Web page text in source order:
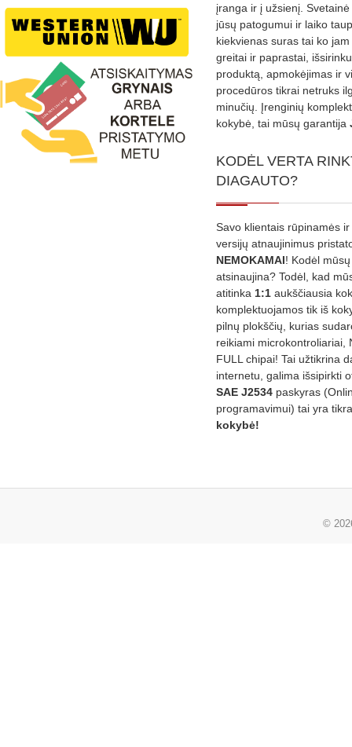
įranga ir į užsienį.
jūsų patogumui ir laiko
kiekvienas suras tai ko
greitai ir paprastai,
produktą, apmokėjimas ir
procedūros tikrai netruks
minučių. Įrenginių
kokybė, tai mūsų garantija
KODĖL VERTA
DIAGAUTO?
Savo klientais rūpinamės
versijų atnaujinimus
NEMOKAMAI! Kodėl
atsinaujina? Todėl, kad
atitinka 1:1 aukščiausia
komplektuojamos tik iš
pilnų plokščių, kurias
reikiami microkontroliariai,
FULL chipai! Tai užtikrina
internetu, galima išsipirkti
SAE J2534 paskyras
programavimui) tai yra
kokybė!
©